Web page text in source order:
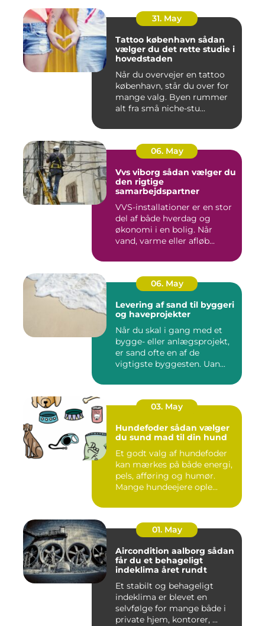
31. May
Tattoo københavn sådan
vælger du det rette studie i
hovedstaden
Når du overvejer en tattoo
københavn, står du over for
mange valg. Byen rummer
alt fra små niche-stu...
06. May
Vvs viborg sådan vælger du
den rigtige
samarbejdspartner
VVS-installationer er en stor
del af både hverdag og
økonomi i en bolig. Når
vand, varme eller afløb...
06. May
Levering af sand til byggeri
og haveprojekter
Når du skal i gang med et
bygge- eller anlægsprojekt,
er sand ofte en af de
vigtigste byggesten. Uan...
03. May
Hundefoder sådan vælger
du sund mad til din hund
Et godt valg af hundefoder
kan mærkes på både energi,
pels, afføring og humør.
Mange hundeejere ople...
01. May
Aircondition aalborg sådan
får du et behageligt
indeklima året rundt
Et stabilt og behageligt
indeklima er blevet en
selvfølge for mange både i
private hjem, kontorer, ...